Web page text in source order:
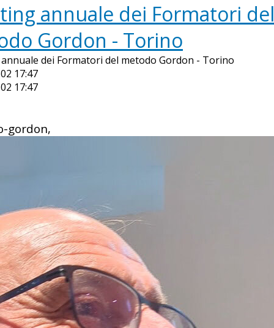
annuale dei Formatori del
Gordon - Torino
dei Formatori del metodo Gordon - Torino
17:47
17:47
gordon,